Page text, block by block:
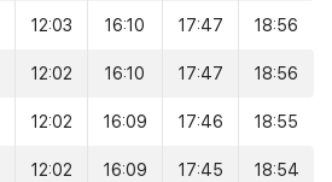
12:03 16:10 17:47 18:56
12:02 16:10 17:47 18:56
12:02 16:09 17:46 18:55
12:02 16:09 17:45 18:54